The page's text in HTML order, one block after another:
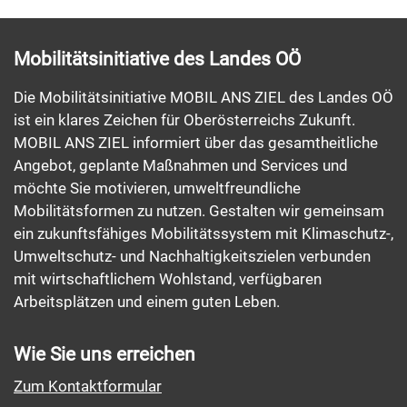
Mobilitätsinitiative des Landes OÖ
Die Mobilitätsinitiative MOBIL ANS ZIEL des Landes OÖ
ist ein klares Zeichen für Oberösterreichs Zukunft.
MOBIL ANS ZIEL informiert über das gesamtheitliche
Angebot, geplante Maßnahmen und Services und
möchte Sie motivieren, umweltfreundliche
Mobilitätsformen zu nutzen. Gestalten wir gemeinsam
ein zukunftsfähiges Mobilitätssystem mit Klimaschutz-,
Umweltschutz- und Nachhaltigkeitszielen verbunden
mit wirtschaftlichem Wohlstand, verfügbaren
Arbeitsplätzen und einem guten Leben.
Wie Sie uns erreichen
Zum Kontaktformular